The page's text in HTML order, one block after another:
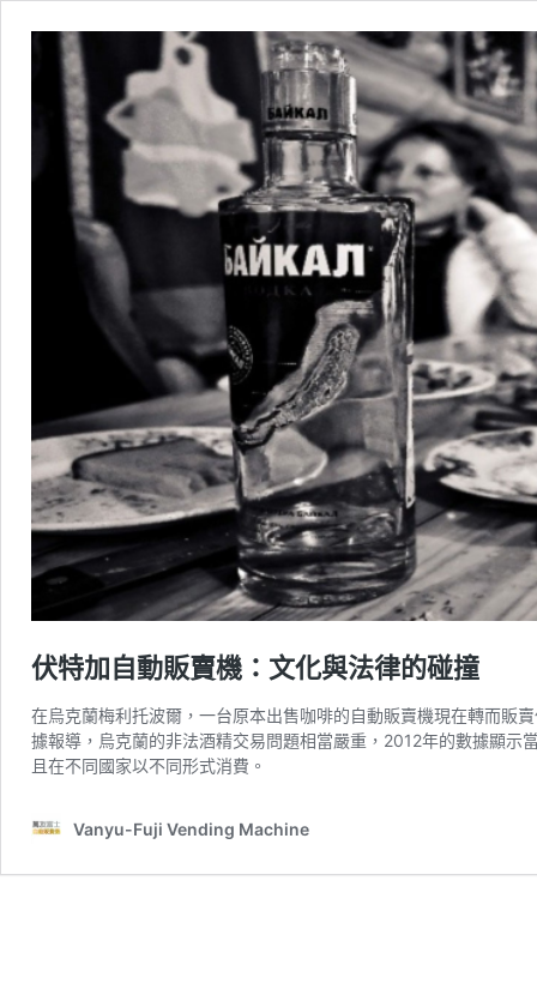
伏特加自動販賣機：文化與法律的碰撞
在烏克蘭梅利托波爾，一台原本出售咖啡的自動販賣機現在轉而販
據報導，烏克蘭的非法酒精交易問題相當嚴重，2012年的數據顯
且在不同國家以不同形式消費。
Vanyu-Fuji Vending Machine